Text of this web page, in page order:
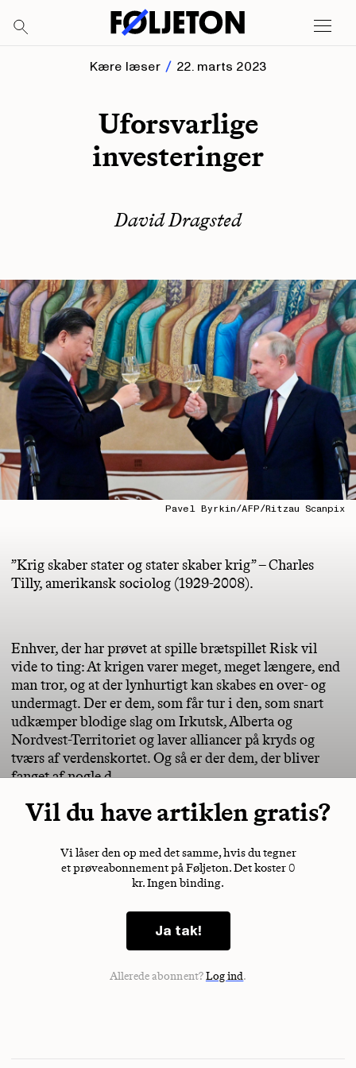
Kære læser 22. marts 2023
Uforsvarlige
investeringer
David Dragsted
Pavel Byrkin/AFP/Ritzau Scanpix
”Krig skaber stater og stater skaber krig” – Charles
Tilly, amerikansk sociolog (1929-2008).
Enhver, der har prøvet at spille brætspillet Risk vil
vide to ting: At krigen varer meget, meget længere, end
man tror, og at der lynhurtigt kan skabes en over- og
undermagt. Der er dem, som får tur i den, som snart
udkæmper blodige slag om Irkutsk, Alberta og
Nordvest-Territoriet og laver alliancer på kryds og
tværs af verdenskortet. Og så er der dem, der bliver
fanget af nogle d
Vil du have artiklen gratis?
Vi låser den op med det samme, hvis du tegner
et prøveabonnement på Føljeton. Det koster 0
kr. Ingen binding.
Ja tak!
Allerede abonnent?Log ind.